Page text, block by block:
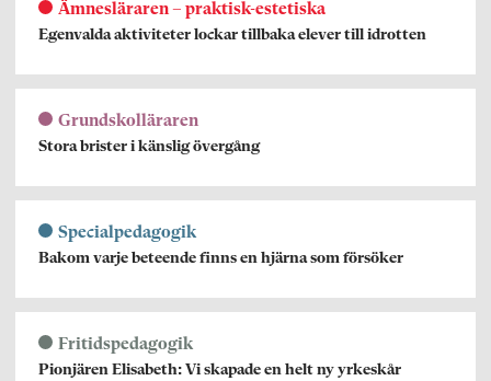
Ämnesläraren – praktisk-estetiska
Egenvalda aktiviteter lockar tillbaka elever till idrotten
Grundskolläraren
Stora brister i känslig övergång
Specialpedagogik
Bakom varje beteende finns en hjärna som försöker
Fritidspedagogik
Pionjären Elisabeth: Vi skapade en helt ny yrkeskår